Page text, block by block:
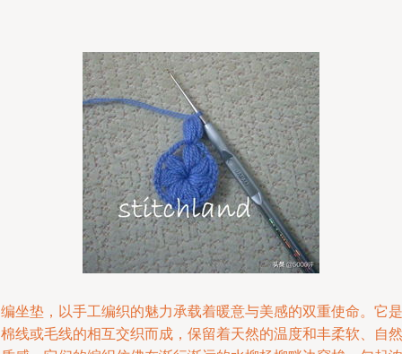
坐垫，以手工编织的魅力承载着暖意与美感的双重使命。它是
线或毛线的相互交织而成，保留着天然的温度和丰柔软、自然